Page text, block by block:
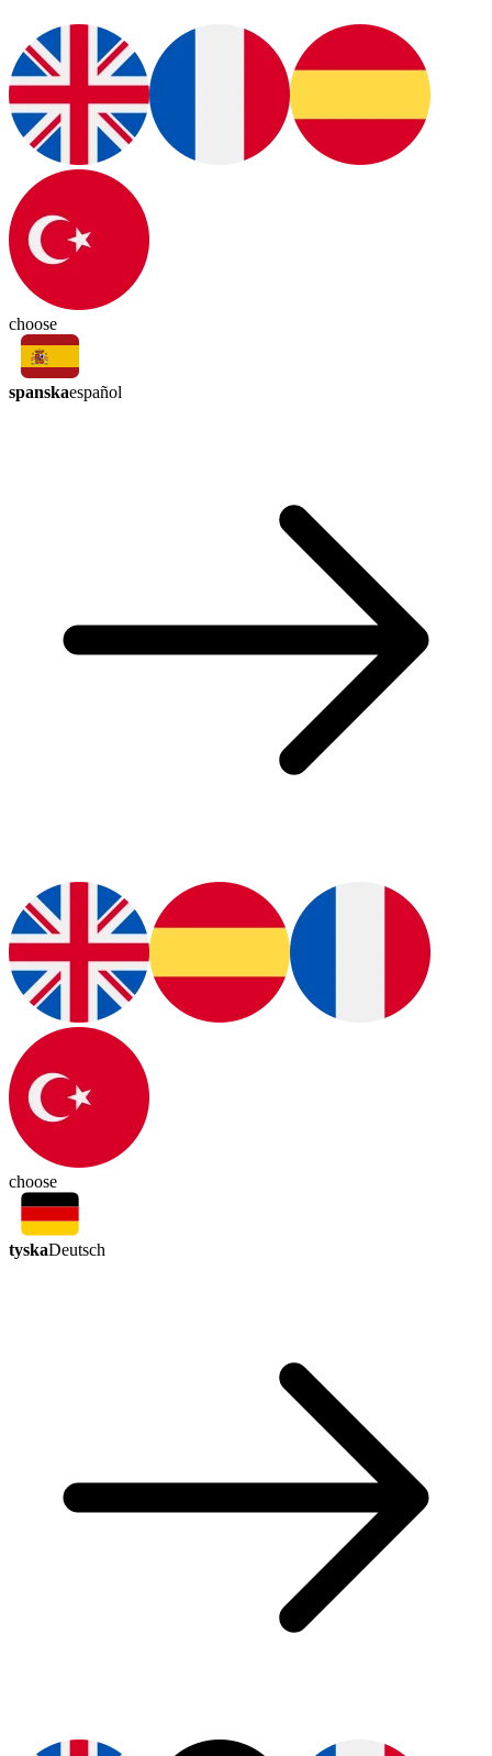
choose
spanskaespañol
choose
tyskaDeutsch